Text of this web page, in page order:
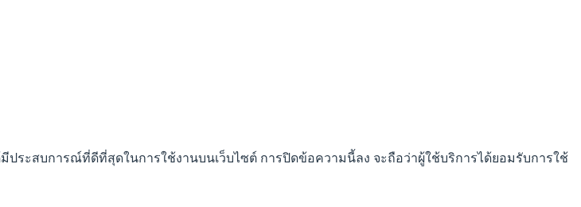
ประสบการณ์ที่ดีที่สุดในการใช้งานบนเว็บไซต์ การปิดข้อความนี้ลง จะถือว่าผู้ใช้บริการได้ยอมรับการใช้